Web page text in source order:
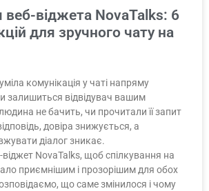
веб-віджета NovaTalks: 6
для зручного чату на
комунікація у чаті напряму
залишиться відвідувач вашим
не бачить, чи прочитали її запит
довіра знижується, а
діалог зникає.
NovaTalks, щоб спілкування на
приємнішим і прозорішим для обох
що саме змінилося і чому